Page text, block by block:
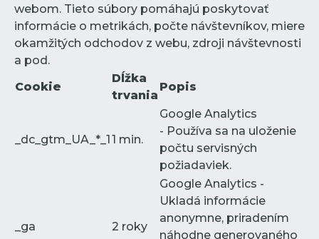
webom. Tieto súbory pomáhajú poskytovať
informácie o metrikách, počte návštevníkov, miere
okamžitých odchodov z webu, zdroji návštevnosti
a pod.
Cookie
Dĺžka
trvania
Popis
_dc_gtm_UA_*_1 1 min.
Google Analytics
- Používa sa na uloženie
počtu servisných
požiadaviek.
_ga 2 roky
Google Analytics -
Ukladá informácie
anonymne, priradením
náhodne generovaného